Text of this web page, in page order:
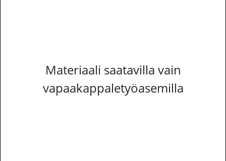
Materiaali saatavilla vain
vapaakappaletyöasemilla